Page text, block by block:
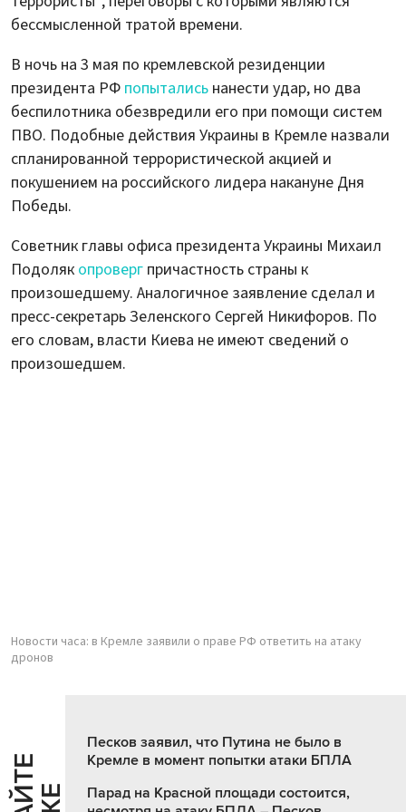
бессмысленной тратой времени.
В ночь на 3 мая по кремлевской резиденции
президента РФ попытались нанести удар, но два
беспилотника обезвредили его при помощи систем
ПВО. Подобные действия Украины в Кремле назвали
спланированной террористической акцией и
покушением на российского лидера накануне Дня
Победы.
Советник главы офиса президента Украины Михаил
Подоляк опроверг причастность страны к
произошедшему. Аналогичное заявление сделал и
пресс-секретарь Зеленского Сергей Никифоров. По
его словам, власти Киева не имеют сведений о
произошедшем.
Новости часа: в Кремле заявили о праве РФ ответить на атаку
дронов
Песков заявил, что Путина не было в
Кремле в момент попытки атаки БПЛА
Парад на Красной площади состоится,